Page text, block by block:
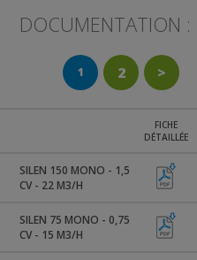
DOCUMENTATION :
1 2 >
FICHE
DÉTAILLÉE
SILEN 150 MONO - 1,5
CV - 22 M3/H
SILEN 75 MONO - 0,75
CV - 15 M3/H